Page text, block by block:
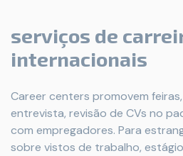
serviços de
internacionais
Career centers promovem
entrevista, revisão de CVs no
com empregadores. Para
sobre vistos de trabalho,